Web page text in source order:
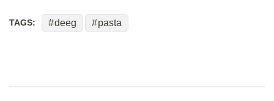
TAGS: deeg pasta